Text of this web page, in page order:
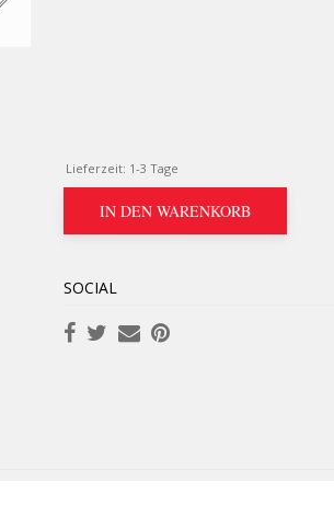
Lieferzeit: 1-3 Tage
IN DEN WARENKORB
SOCIAL